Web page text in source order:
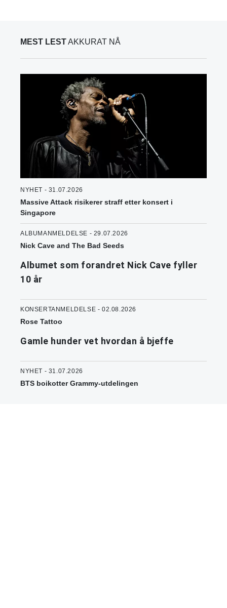
MEST LESTAKKURAT NÅ
NYHET - 31.07.2026
Massive Attack risikerer straff etter konsert i
Singapore
ALBUMANMELDELSE - 29.07.2026
Nick Cave and The Bad Seeds
Albumet som forandret Nick Cave fyller
10 år
KONSERTANMELDELSE - 02.08.2026
Rose Tattoo
Gamle hunder vet hvordan å bjeffe
NYHET - 31.07.2026
BTS boikotter Grammy-utdelingen